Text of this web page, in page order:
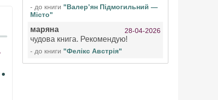
- до книги "Валер’ян Підмогильний —
Місто"
маряна 28-04-2026
чудова книга. Рекомендую!
- до книги "Фелікс Австрія"